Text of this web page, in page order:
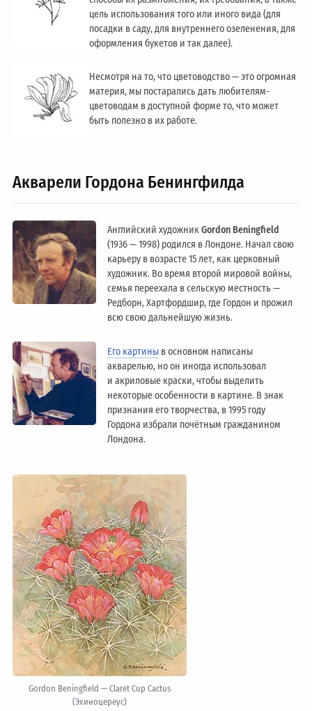
цель использования того или иного вида (для
посадки в саду, для внутреннего озеленения, для
оформления букетов и так далее).
Несмотря на то, что цветоводство — это огромная
материя, мы постарались дать любителям-
цветоводам в доступной форме то, что может
быть полезно в их работе.
Акварели Гордона Бенингфилда
Английский художникGordon Beningfield
(1936 — 1998) родился в Лондоне. Начал свою
карьеру в возрасте 15 лет, как церковный
художник. Во время второй мировой войны,
семья переехала в сельскую местность —
Редборн, Хартфордшир, где Гордон и прожил
всю свою дальнейшую жизнь.
Его картины в основном написаны
акварелью, но он иногда использовал
и акриловые краски, чтобы выделить
некоторые особенности в картине. В знак
признания его творчества, в 1995 году
Гордона избрали почётным гражданином
Лондонa.
Gordon Beningfield — Claret Cup Cactus
(Эхиноцереус)